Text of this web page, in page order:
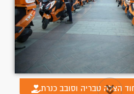
הצלה טבריה וסובב כנרת